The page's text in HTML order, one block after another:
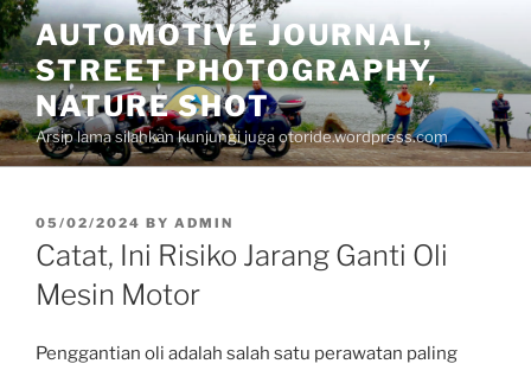
Skip
to
content
AUTOMOTIVE JOURNAL,
STREET PHOTOGRAPHY,
NATURE SHOT
Arsip lama silahkan kunjungi juga otoride.wordpress.com
POSTED
ON
05/02/2024 BY ADMIN
Catat, Ini Risiko Jarang Ganti Oli
Mesin Motor
Penggantian oli adalah salah satu perawatan paling